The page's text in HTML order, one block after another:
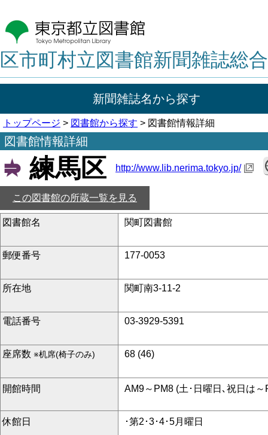
区市町村立図書館新聞雑誌総
新聞雑誌名から探す
トップページ > 図書館から探す > 図書館情報詳細
図書館情報詳細
練馬区 http://www.lib.nerima.tokyo.jp/
この図書館の所蔵一覧を見る
図書館名 関町図書館
郵便番号 177-0053
所在地 関町南3-11-2
電話番号 03-3929-5391
座席数 ※机席(椅子のみ) 68 (46)
開館時間 AM9～PM8 (土･日曜日､祝日は～
休館日 ･第2･3･4･5月曜日